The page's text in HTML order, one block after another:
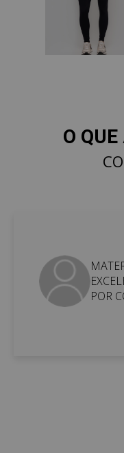
O
POR
FOI